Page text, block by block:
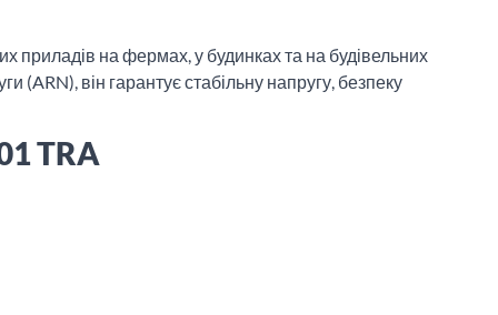
приладів на фермах, у будинках та на будівельних
він гарантує стабільну напругу, безпеку
TRA